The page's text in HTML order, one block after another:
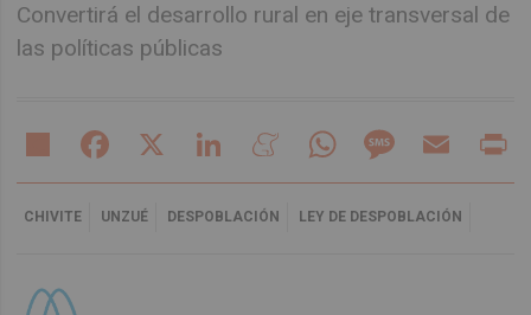
Convertirá el desarrollo rural en eje transversal de
las políticas públicas
Share Facebook LinkedIn MeneameWhatsAppMessageEmail
CHIVITE UNZUÉ DESPOBLACIÓN LEY DE DESPOBLACIÓN